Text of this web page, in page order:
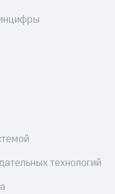
технологий